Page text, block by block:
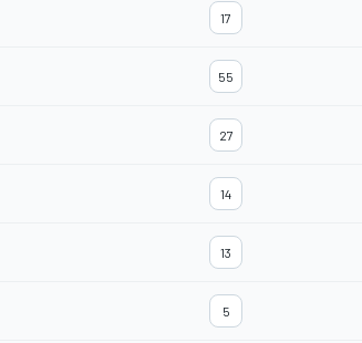
17
55
27
14
13
5